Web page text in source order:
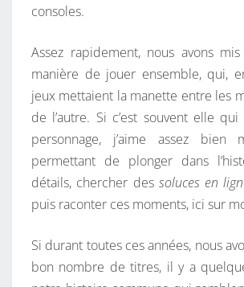
T
L
E
B
I
G
A
D
E
N
consoles.
Assez rapidement, nous avons
manière de jouer ensemble, qui,
jeux mettaient la manette entre les
de l’autre. Si c’est souvent elle
personnage, j’aime assez
permettant de plonger dans
détails, chercher des soluces en
puis raconter ces moments, ici sur
Si durant toutes ces années, nous
bon nombre de titres, il y a